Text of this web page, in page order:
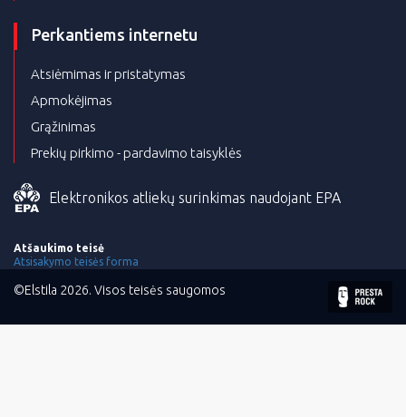
Perkantiems internetu
Atsiėmimas ir pristatymas
Apmokėjimas
Grąžinimas
Prekių pirkimo - pardavimo taisyklės
Elektronikos atliekų surinkimas naudojant EPA
Atšaukimo teisė
Atsisakymo teisės forma
©Elstila 2026. Visos teisės saugomos